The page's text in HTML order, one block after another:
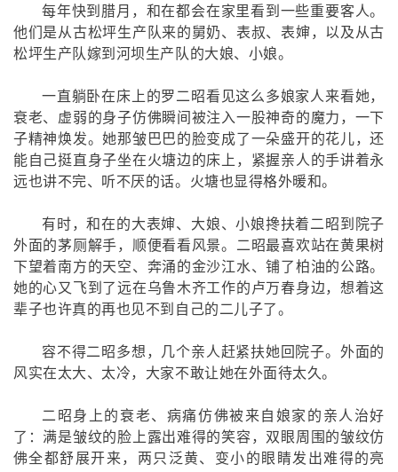
每年快到腊月，和在都会在家里看到一些重要客人。
他们是从古松坪生产队来的舅奶、表叔、表婶，以及从古
松坪生产队嫁到河坝生产队的大娘、小娘。
一直躺卧在床上的罗二昭看见这么多娘家人来看她，
衰老、虚弱的身子仿佛瞬间被注入一股神奇的魔力，一下
子精神焕发。她那皱巴巴的脸变成了一朵盛开的花儿，还
能自己挺直身子坐在火塘边的床上，紧握亲人的手讲着永
远也讲不完、听不厌的话。火塘也显得格外暖和。
有时，和在的大表婶、大娘、小娘搀扶着二昭到院子
外面的茅厕解手，顺便看看风景。二昭最喜欢站在黄果树
下望着南方的天空、奔涌的金沙江水、铺了柏油的公路。
她的心又飞到了远在乌鲁木齐工作的卢万春身边，想着这
辈子也许真的再也见不到自己的二儿子了。
容不得二昭多想，几个亲人赶紧扶她回院子。外面的
风实在太大、太冷，大家不敢让她在外面待太久。
二昭身上的衰老、病痛仿佛被来自娘家的亲人治好
了：满是皱纹的脸上露出难得的笑容，双眼周围的皱纹仿
佛全都舒展开来，两只泛黄、变小的眼睛发出难得的亮